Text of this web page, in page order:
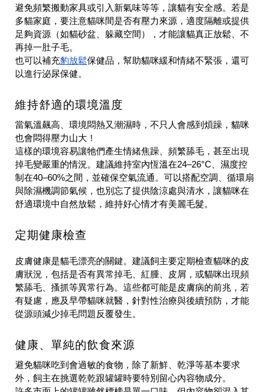
避免頻繁搬動家具或引入新氣味等等，讓貓有安全感。若是
多貓家庭，要注意貓咪間是否有壓力來源，適度隔離或提供
足夠資源（如貓砂盆、躲藏空間），才能讓貓真正放鬆、不
再掉一肚子毛。
也可以補充豹放鬆保健品，幫助貓咪緩和情緒不緊張，還可
以進行泌尿保健。
維持舒適的環境溫度
當氣溫飆高、環境悶熱又潮濕時，不只人會感到煩躁，貓咪
也會悶得壓力山大！
這樣的環境容易讓牠們產生情緒焦躁、頻繁舔毛，甚至出現
掉毛變嚴重的情況。建議維持室內恆溫在24–26°C、濕度控
制在40–60%之間，並確保空氣流通。可以搭配空調、循環扇
與除濕機調節氣候，也別忘了提供陰涼處與清水，讓貓咪在
舒適環境中自然放鬆，維持好心情才有美麗毛髮。
定期健康檢查
皮膚健康是貓毛漂亮的關鍵。建議飼主要定期檢查貓咪的皮
膚狀況，包括是否有異常掉毛、紅腫、皮屑，或貓咪出現頻
繁舔毛、搔抓等異常行為。這些都可能是皮膚病的前兆，若
有疑慮，應及早帶貓咪就醫，針對性治療與後續預防，才能
從源頭減少掉毛問題反覆發生。
健康、單純的飲食來源
避免貓咪吃到會過敏的食物，除了新鮮、乾淨等基本要求
外，飼主在挑選乾乾跟罐罐時要特別留心內容物成分。